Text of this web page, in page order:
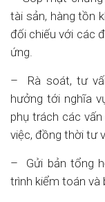
tài sản, hàng tồn
đối chiếu với các
ứng.
– Rà soát, tư
hưởng tới nghĩa
phụ trách các
việc, đồng thời tư
– Gửi bản tổng
trình kiểm toán và